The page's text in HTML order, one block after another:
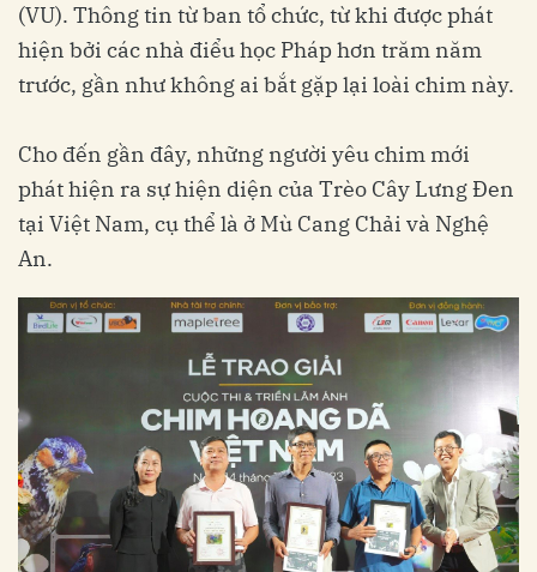
(VU). Thông tin từ ban tổ chức, từ khi được phát
hiện bởi các nhà điểu học Pháp hơn trăm năm
trước, gần như không ai bắt gặp lại loài chim này.
Cho đến gần đây, những người yêu chim mới
phát hiện ra sự hiện diện của Trèo Cây Lưng Đen
tại Việt Nam, cụ thể là ở Mù Cang Chải và Nghệ
An.